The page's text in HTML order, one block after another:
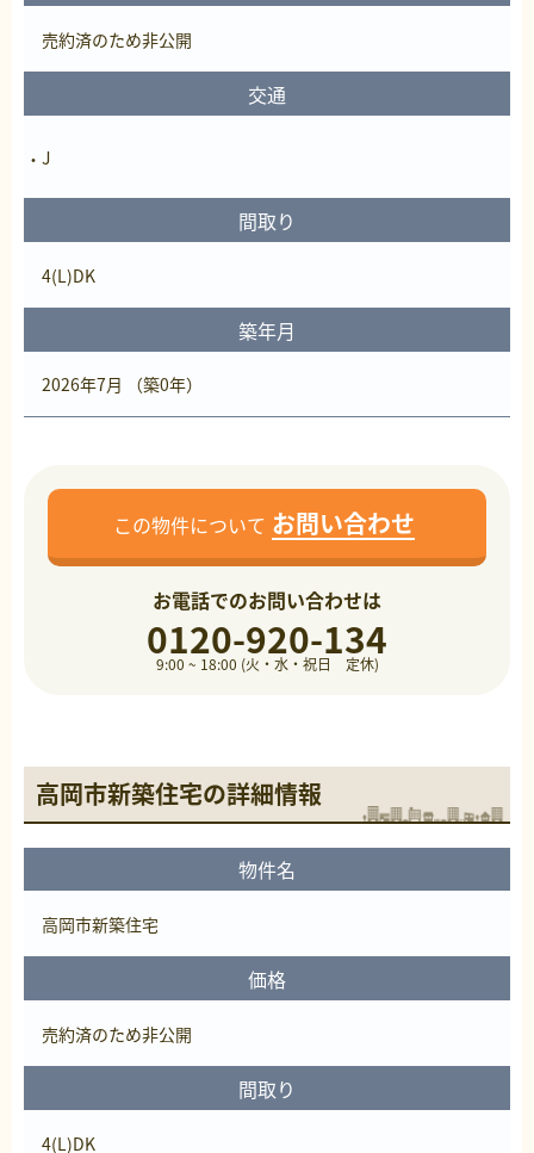
売約済のため非公開
交通
J
間取り
4(L)DK
築年月
2026年7月 （築0年）
この物件について お問い合わせ
お電話でのお問い合わせは
0120-920-134
9:00 ~ 18:00 (火・水・祝日 定休)
高岡市新築住宅の詳細情報
物件名
高岡市新築住宅
価格
売約済のため非公開
間取り
4(L)DK